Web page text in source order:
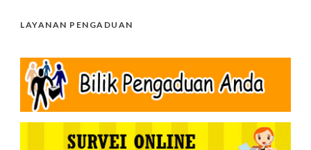
LAYANAN PENGADUAN